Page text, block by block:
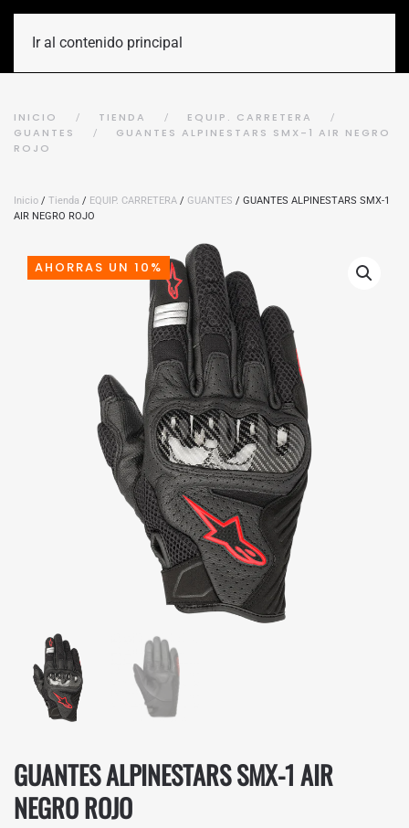
Ir al contenido principal
INICIO TIENDA
EQUIP. CARRETERA
GUANTES
GUANTES ALPINESTARS SMX-1 AIR NEGRO
ROJO
Inicio / Tienda / EQUIP. CARRETERA / GUANTES / GUANTES ALPINESTARS SMX-1
AIR NEGRO ROJO
AHORRAS UN 10%
GUANTES ALPINESTARS SMX-1 AIR
NEGRO ROJO